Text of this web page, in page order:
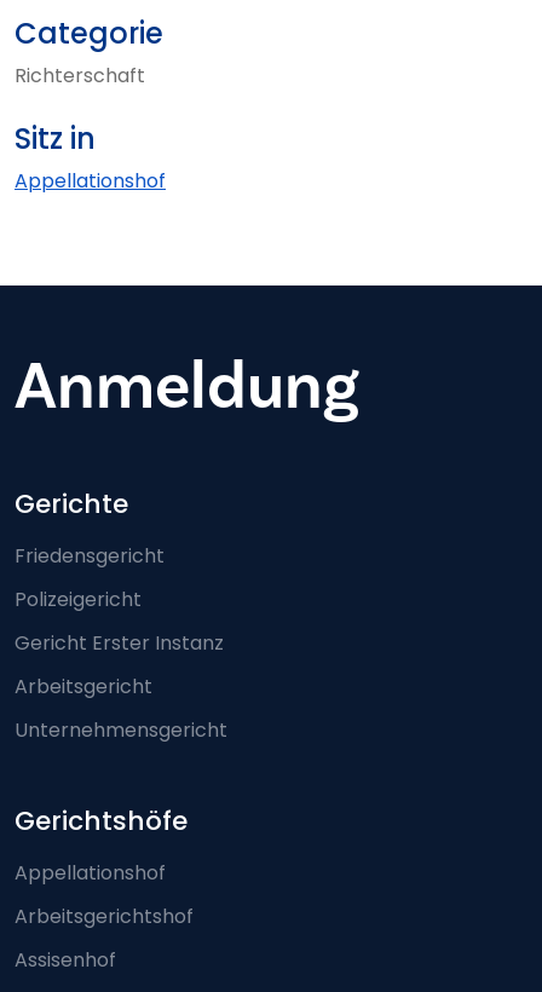
Categorie
Richterschaft
Sitz in
Appellationshof
Anmeldung
Footer-menu
Gerichte
Friedensgericht
Polizeigericht
Gericht Erster Instanz
Arbeitsgericht
Unternehmensgericht
Gerichtshöfe
Appellationshof
Arbeitsgerichtshof
Assisenhof